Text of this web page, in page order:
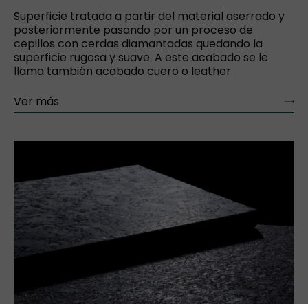
Superficie tratada a partir del material aserrado y
posteriormente pasando por un proceso de
cepillos con cerdas diamantadas quedando la
superficie rugosa y suave. A este acabado se le
llama también acabado cuero o leather.
Ver más